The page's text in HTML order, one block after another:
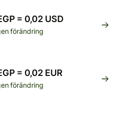
= 0,02 USD
förändring
= 0,02 EUR
förändring